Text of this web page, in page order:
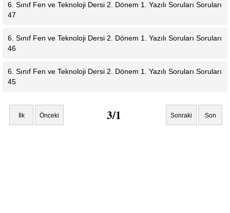
6. Sınıf Fen ve Teknoloji Dersi 2. Dönem 1. Yazılı Soruları Soruları
47
6. Sınıf Fen ve Teknoloji Dersi 2. Dönem 1. Yazılı Soruları Soruları
46
6. Sınıf Fen ve Teknoloji Dersi 2. Dönem 1. Yazılı Soruları Soruları
45
İlk Önceki 3/1 Sonraki Son